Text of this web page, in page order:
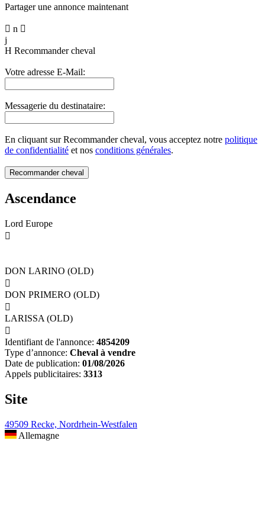
Partager une annonce maintenant
 n 
j
H Recommander cheval
Votre adresse E-Mail:
Messagerie du destinataire:
En cliquant sur Recommander cheval, vous acceptez notre politique
de confidentialité et nos conditions générales.
Ascendance
Lord Europe

DON LARINO (OLD)

DON PRIMERO (OLD)

LARISSA (OLD)

Identifiant de l'annonce: 4854209
Type d’annonce: Cheval à vendre
Date de publication: 01/08/2026
Appels publicitaires: 3313
Site
49509 Recke, Nordrhein-Westfalen
Allemagne